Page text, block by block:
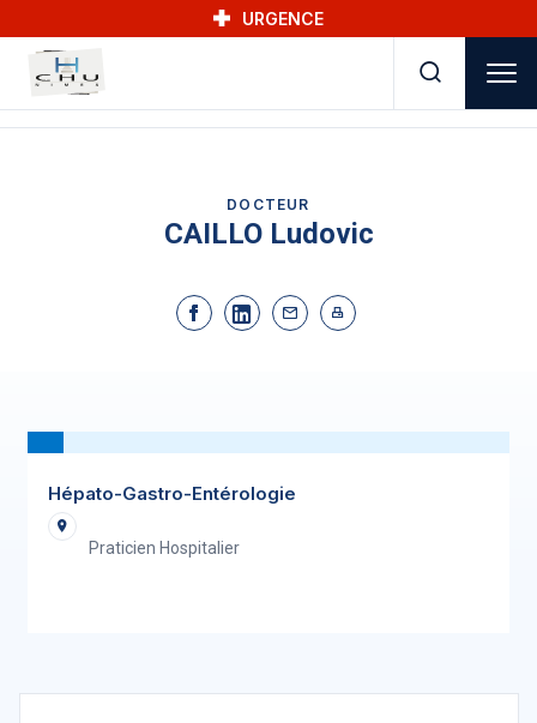
URGENCE
DOCTEUR
CAILLO Ludovic
Hépato-Gastro-Entérologie
Praticien Hospitalier